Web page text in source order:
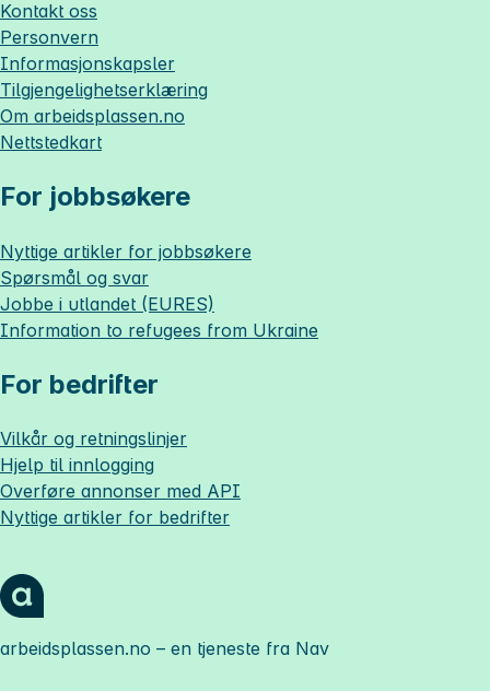
Kontakt oss
Personvern
Informasjonskapsler
Tilgjengelighetserklæring
Om arbeidsplassen.no
Nettstedkart
For jobbsøkere
Nyttige artikler for jobbsøkere
Spørsmål og svar
Jobbe i utlandet (EURES)
Information to refugees from Ukraine
For bedrifter
Vilkår og retningslinjer
Hjelp til innlogging
Overføre annonser med API
Nyttige artikler for bedrifter
arbeidsplassen.no – en tjeneste fra Nav